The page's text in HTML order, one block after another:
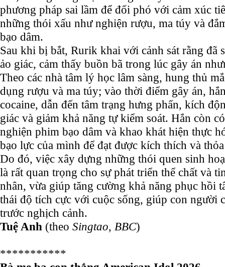
phương pháp sai lầm để đối phó với cảm xúc
những thói xấu như nghiện rượu, ma túy và
bạo dâm.
Sau khi bị bắt, Rurik khai với cảnh sát rằng đã
ảo giác, cảm thấy buồn bã trong lúc gây án
Theo các nhà tâm lý học lâm sàng, hung thủ
dụng rượu và ma túy; vào thời điểm gây án,
cocaine, dẫn đến tâm trạng hưng phấn, kích
giác và giảm khả năng tự kiểm soát. Hắn còn
nghiện phim bạo dâm và khao khát hiện thực
bạo lực của mình để đạt được kích thích và
Do đó, việc xây dựng những thói quen sinh
là rất quan trọng cho sự phát triển thể chất và
nhân, vừa giúp tăng cường khả năng phục hồi
thái độ tích cực với cuộc sống, giúp con người
trước nghịch cảnh.
Tuệ Anh (theo Singtao, BBC)
***********